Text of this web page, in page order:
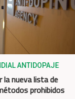
ANTIDOPAJE
la nueva lista de
prohibidos